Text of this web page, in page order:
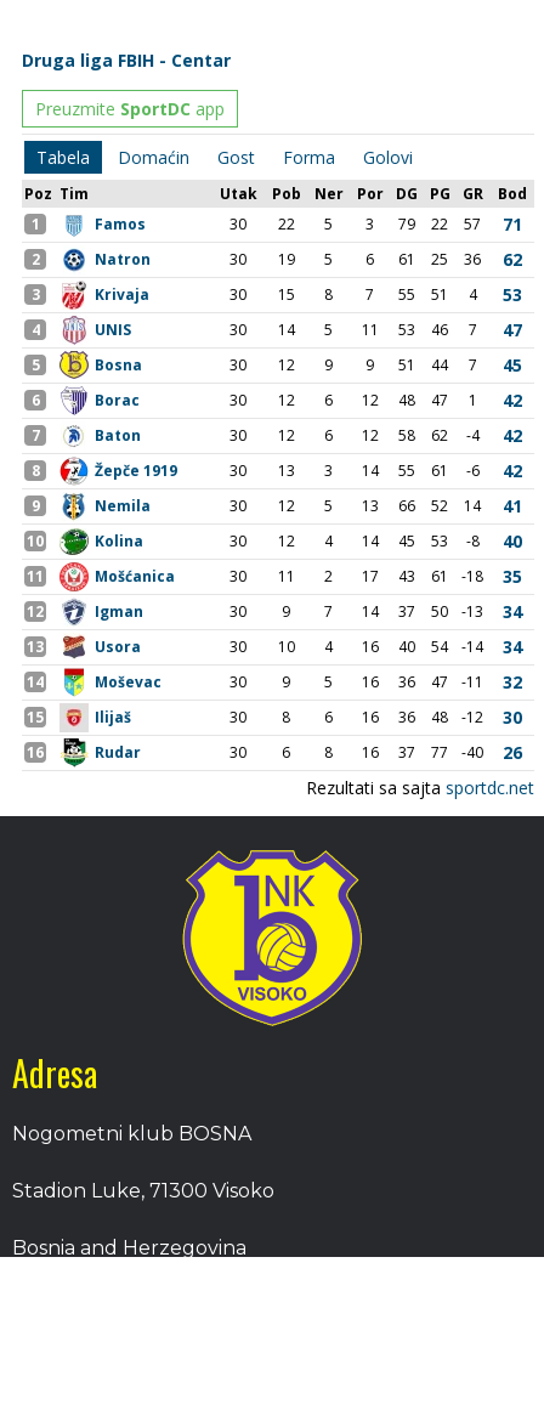
Adresa
Nogometni klub BOSNA
Stadion Luke, 71300 Visoko
Bosnia and Herzegovina